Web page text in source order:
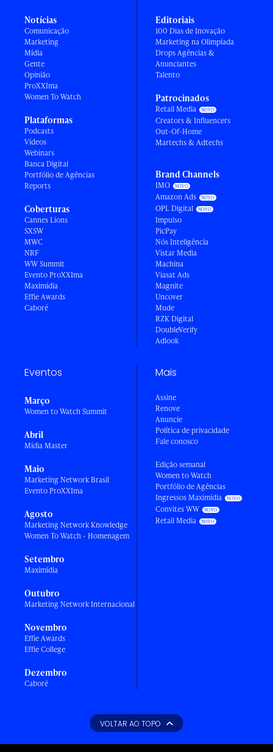
Notícias
Comunicação
Marketing
Mídia
Gente
Opinião
ProXXIma
Women To Watch
Plataformas
Podcasts
Vídeos
Webinars
Banca Digital
Portfólio de Agências
Reports
Coberturas
Cannes Lions
SXSW
MWC
NRF
WW Summit
Evento ProXXIma
Maximídia
Effie Awards
Caboré
Editoriais
100 Dias de Inovação
Marketing na Olimpíada
Drops Agências &
Anunciantes
Talento
Patrocinados
Retail Media
Creators & Influencers
Out-Of-Home
Martechs & Adtechs
Brand Channels
IMO
Amazon Ads
OPL Digital
Impulso
PicPay
Nós Inteligência
Vistar Media
Machina
Viasat Ads
Magnite
Uncover
Mude
RZK Digital
DoubleVerify
Adlook
Eventos
Março
Women to Watch Summit
Abril
Mídia Master
Maio
Marketing Network Brasil
Evento ProXXIma
Agosto
Marketing Network Knowledge
Women To Watch - Homenagem
Setembro
Maximídia
Outubro
Marketing Network Internacional
Novembro
Effie Awards
Effie College
Dezembro
Caboré
Mais
Assine
Renove
Anuncie
Política de privacidade
Fale conosco
Edição semanal
Women to Watch
Portfólio de Agências
Ingressos Maximídia
Convites WW
Retail Media
VOLTAR AO TOPO